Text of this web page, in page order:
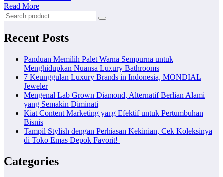
Read More
Recent Posts
Panduan Memilih Palet Warna Sempurna untuk
Menghidupkan Nuansa Luxury Bathrooms
7 Keunggulan Luxury Brands in Indonesia, MONDIAL
Jeweler
Mengenal Lab Grown Diamond, Alternatif Berlian Alami
yang Semakin Diminati
Kiat Content Marketing yang Efektif untuk Pertumbuhan
Bisnis
Tampil Stylish dengan Perhiasan Kekinian, Cek Koleksinya
di Toko Emas Depok Favorit!
Categories